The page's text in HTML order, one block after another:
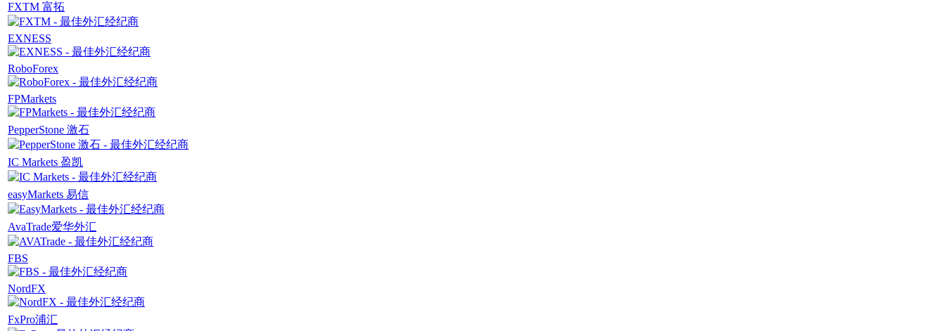
FXTM 富拓
EXNESS
RoboForex
FPMarkets
PepperStone 激石
IC Markets 盈凯
easyMarkets 易信
AvaTrade爱华外汇
FBS
NordFX
FxPro浦汇